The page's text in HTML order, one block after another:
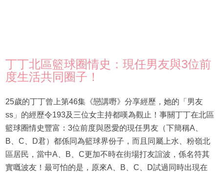
丁丁北區籃球圈情史：現任男友與3位前
度生活共同圈子！
25歲的丁丁曾上第46集《戀講嘢》分享經歷，她的「男友
ss」的經歷令193及三位女主持都嘆為觀止！事關丁丁在北區
籃球圈情史豐富：3位前度與恩愛的現任男友（下簡稱A、
B、C、D君）都係同為籃球界份子，而且同屬上水、粉嶺北
區居民，當中A、B、C更加不時在街場打友誼波，係名符其
實嘅波友！最可怕的是，原來A、B、C、D試過同時出現在